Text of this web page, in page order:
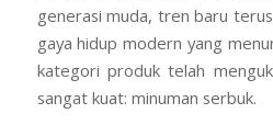
generasi muda, tren baru
gaya hidup modern yang
kategori produk telah
sangat kuat: minuman serbuk.